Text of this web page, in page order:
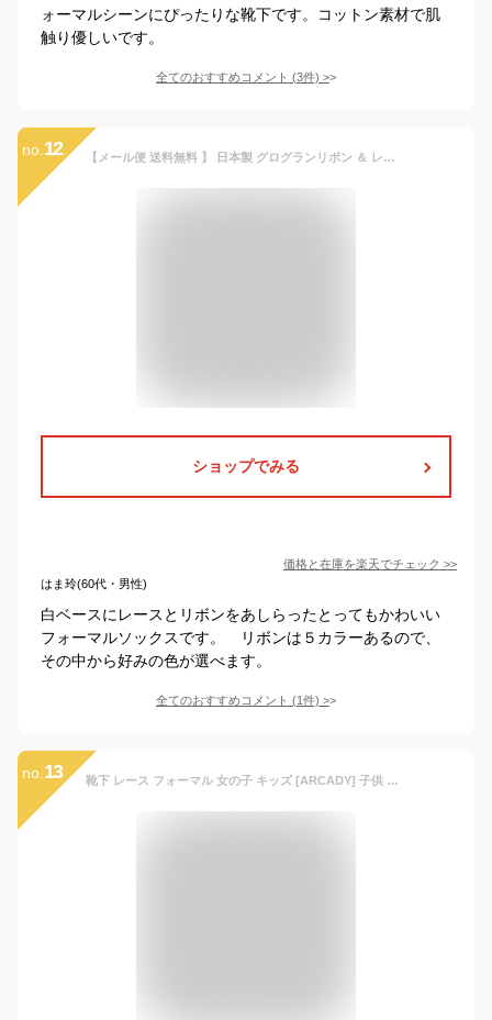
ォーマルシーンにぴったりな靴下です。コットン素材で肌
触り優しいです。
全てのおすすめコメント (3件) >
no. 12 【メール便 送料無料 】 日本製 グログランリボン ＆ レース が かわいい ♪ 靴下 ショートソックス 黒 × リボン 5色・ 白 ×リボン5色 100 110 120 130 140 150 160 フォーマル 七五三 発表会 結婚式 入学式 卒園式 卒業式 キッズ ジュニア 女の子 ポイント消化 【あす楽】
ショップでみる
価格と在庫を楽天でチェック >>
はま玲(60代・男性)
白ベースにレースとリボンをあしらったとってもかわいい
フォーマルソックスです。 リボンは５カラーあるので、
その中から好みの色が選べます。
全てのおすすめコメント (1件) >
no. 13 靴下 レース フォーマル 女の子 キッズ [ARCADY] 子供 入学式 白 3足セット (18-20cm, 三足組A)